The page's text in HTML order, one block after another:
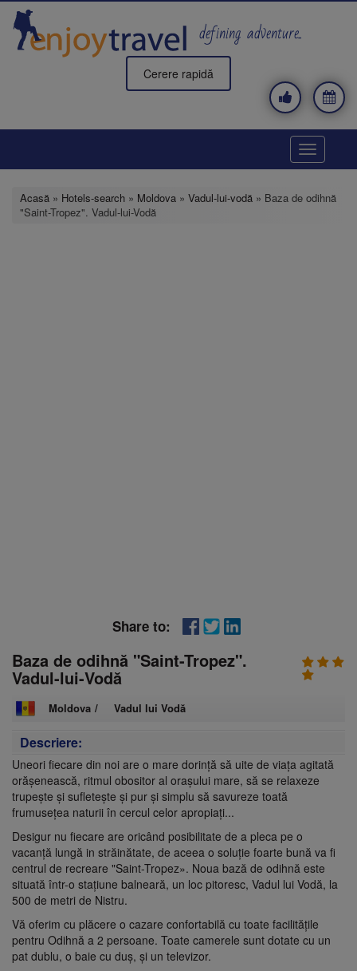
Mergi
conţinutul
principal
defining adventure..
Cerere rapidă
Toggle
Acasă » Hotels-search » Moldova » Vadul-lui-vodă » Baza de odihnă
"Saint-Tropez". Vadul-lui-Vodă
Share to:
Baza de odihnă "Saint-Tropez".
Vadul-lui-Vodă
Moldova / Vadul lui Vodă
Descriere:
Uneori fiecare din noi are o mare dorință să uite de viața agitată
orășenească, ritmul obositor al orașului mare, să se relaxeze
trupește și sufletește și pur și simplu să savureze toată
frumusețea naturii în cercul celor apropiați...
Desigur nu fiecare are oricând posibilitate de a pleca pe o
vacanță lungă in străinătate, de aceea o soluție foarte bună va fi
centrul de recreare "Saint-Tropez». Noua bază de odihnă este
situată într-o stațiune balneară, un loc pitoresc, Vadul lui Vodă, la
500 de metri de Nistru.
Vă oferim cu plăcere o cazare confortabilă cu toate facilitățile
pentru Odihnă a 2 persoane. Toate camerele sunt dotate cu un
pat dublu, o baie cu duș, și un televizor.